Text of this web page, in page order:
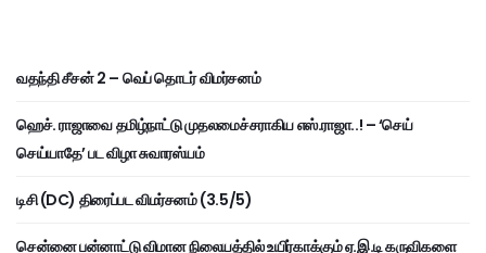
வதந்தி சீசன் 2 – வெப் தொடர் விமர்சனம்
ஹெச். ராஜாவை தமிழ்நாட்டு முதலமைச்சராகிய எஸ்.ராஜா..! – ‘செய்
செய்யாதே’ பட விழா சுவாரஸ்யம்
டிசி (DC) திரைப்பட விமர்சனம் (3.5/5)
சென்னை பன்னாட்டு விமான நிலையத்தில் உயிர்காக்கும் ஏ.இ.டி கருவிகளை